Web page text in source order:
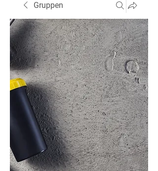
Gruppen